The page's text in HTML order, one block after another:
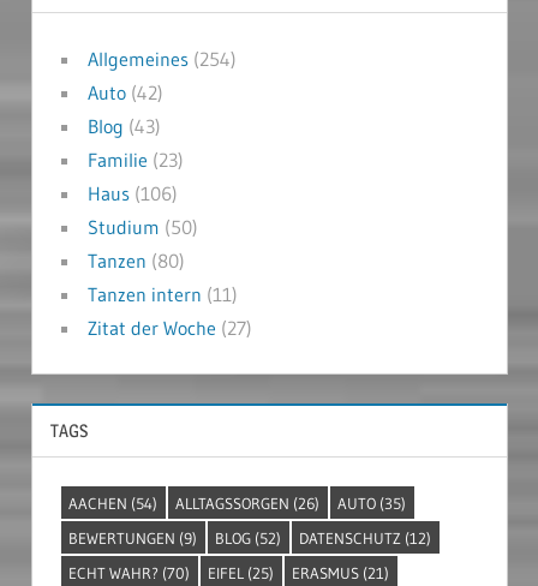
Allgemeines(254)
Auto(42)
Blog (43)
Familie (23)
Haus(106)
Studium (50)
Tanzen (80)
Tanzen intern (11)
Zitat der Woche (27)
TAGS
AACHEN (54) ALLTAGSSORGEN (26) AUTO (35)
BEWERTUNGEN (9) BLOG (52) DATENSCHUTZ (12)
ECHT WAHR? (70) EIFEL (25) ERASMUS (21)